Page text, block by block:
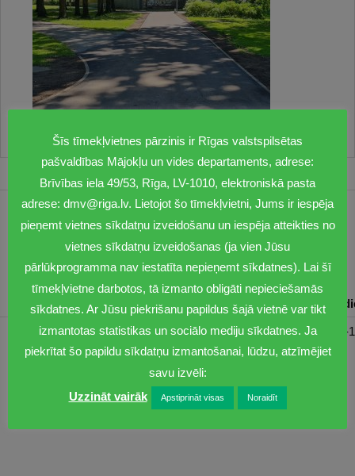
1201
dmv@riga.lv
Pirmdiena Otrdiena Trešdiena Ceturtdiena
08:30-17:00 08:00-17:00 08:00-17:00 08:00-17:00 08:00-
Šīs tīmekļvietnes pārzinis ir Rīgas valstspilsētas
pašvaldības Mājokļu un vides departaments, adrese:
Brīvības iela 49/53, Rīga, LV-1010, elektroniskā pasta
adrese: dmv@riga.lv. Lietojot šo tīmekļvietni, Jums ir iespēja
pieņemt vietnes sīkdatņu izveidošanu un iespēja atteikties no
vietnes sīkdatņu izveidošanas (ja vien Jūsu
pārlūkprogramma nav iestatīta nepieņemt sīkdatnes). Lai šī
tīmekļvietne darbotos, tā izmanto obligāti nepieciešamās
sīkdatnes. Ar Jūsu piekrišanu papildus šajā vietnē var tikt
izmantotas statistikas un sociālo mediju sīkdatnes. Ja
piekrītat šo papildu sīkdatņu izmantošanai, lūdzu, atzīmējiet
savu izvēli:
Uzzināt vairāk
Apstiprināt visas Noraidīt